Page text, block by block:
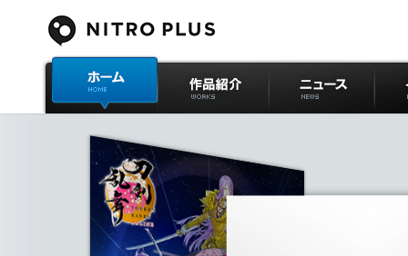
サイト ホーム